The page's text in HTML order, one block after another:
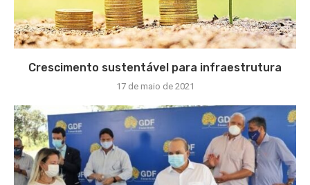
Crescimento sustentável para infraestrutura
17 de maio de 2021